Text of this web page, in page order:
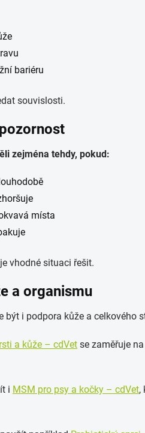
bariéru
souvislosti.
zejména tehdy, pokud:
místa
vhodné situaci řešit.
a organismu
být i podpora kůže a celkového
a kůže – cdVet se zaměřuje
i MSM pro psy a kočky – cdVet,